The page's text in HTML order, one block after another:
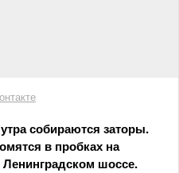
собираются заторы.
в пробках на
шоссе.